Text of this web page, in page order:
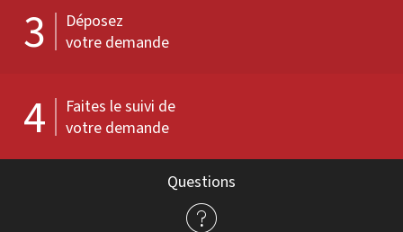
3
Déposez
votre demande
4
Faites le suivi de
votre demande
Questions